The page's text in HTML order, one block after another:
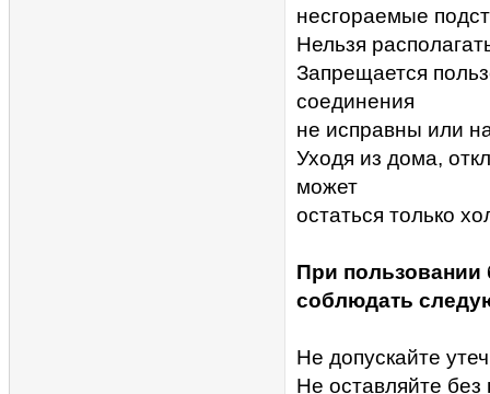
несгораемые
Нельзя
Запрещается
соединения
не исправны или
Уходя из дома,
может
остаться только
При
соблюдать
Не допускайте
Не оставляйте